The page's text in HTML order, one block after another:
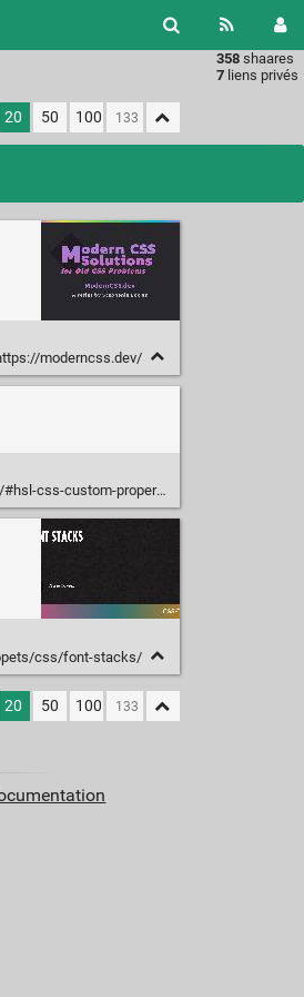
358 shaares
7 liens privés
20 50 100
moderncss.dev/
css-custom-properties
css/font-stacks/
20 50 100